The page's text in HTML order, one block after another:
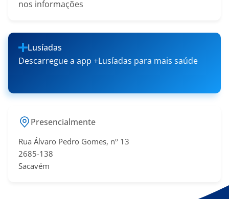
nos informações
Lusíadas
Descarregue a app +Lusíadas para mais saúde
Presencialmente
Rua Álvaro Pedro Gomes, nº 13
2685-138
Sacavém